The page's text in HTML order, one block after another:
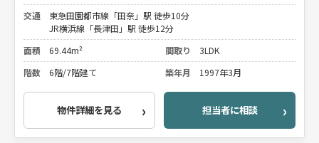
交通
東急田園都市線「田奈」駅 徒歩10分
JR横浜線「長津田」駅 徒歩12分
面積
69.44m² 間取り
3LDK
階数
6階/7階建て 築年月 1997年3月
物件詳細を見る 担当者に相談